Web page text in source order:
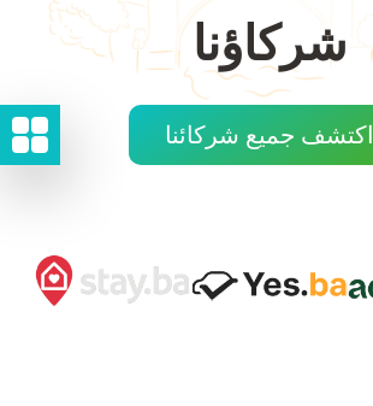
شركاؤنا
اكتشف جميع شركائنا